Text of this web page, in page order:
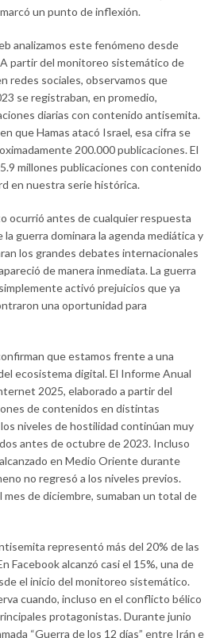
un punto de inflexión.
analizamos este fenómeno desde
partir del monitoreo sistemático de
redes sociales, observamos que
se registraban, en promedio,
diarias con contenido antisemita.
que Hamas atacó Israel, esa cifra se
200.000 publicaciones. El
millones publicaciones con contenido
en nuestra serie histórica.
ocurrió antes de cualquier respuesta
guerra dominara la agenda mediática y
los grandes debates internacionales
de manera inmediata. La guerra
activó prejuicios que ya
una oportunidad para
que estamos frente a una
ecosistema digital. El Informe Anual
2025, elaborado a partir del
de contenidos en distintas
niveles de hostilidad continúan muy
antes de octubre de 2023. Incluso
en Medio Oriente durante
no regresó a los niveles previos.
mes de diciembre, sumaban un total de
representó más del 20% de las
Facebook alcanzó casi el 15%, una de
el inicio del monitoreo sistemático.
cuando, incluso en el conflicto bélico
protagonistas. Durante junio
“Guerra de los 12 días” entre Irán e